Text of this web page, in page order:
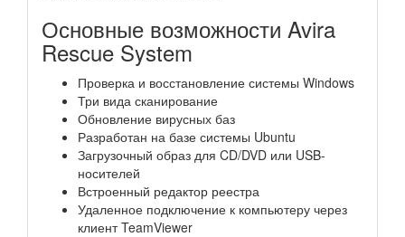
Основные возможности Avira
Rescue System
Проверка и восстановление системы Windows
Три вида сканирование
Обновление вирусных баз
Разработан на базе системы Ubuntu
Загрузочный образ для CD/DVD или USB-
носителей
Встроенный редактор реестра
Удаленное подключение к компьютеру через
клиент TeamViewer